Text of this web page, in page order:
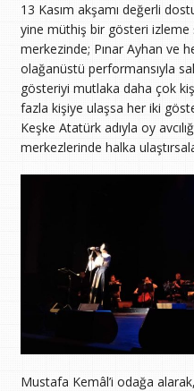
13 Kasım akşamı değerli
yine müthiş bir gösteri izleme
merkezinde; Pınar Ayhan ve
olağanüstü performansıyla
gösteriyi mutlaka daha çok
fazla kişiye ulaşsa her iki
Keşke Atatürk adıyla oy
merkezlerinde halka
Mustafa Kemâl’i odağa